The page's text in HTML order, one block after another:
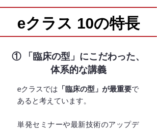
eクラス 10の特長
eクラス 10の特長
① 「臨床の型」にこだわった、
体系的な講義
eクラスでは 「臨床の型」が最重要で
あると考えています。
単発セミナーや最新技術のアップデ